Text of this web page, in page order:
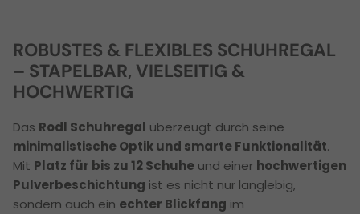
ROBUSTES & FLEXIBLES SCHUHREGAL
– STAPELBAR, VIELSEITIG &
HOCHWERTIG
Das Rodl Schuhregal überzeugt durch seine
minimalistische Optik und smarte Funktionalität.
Mit Platz für bis zu 12 Schuhe und einer hochwertigen
Pulverbeschichtung ist es nicht nur langlebig,
sondern auch ein echter Blickfang im